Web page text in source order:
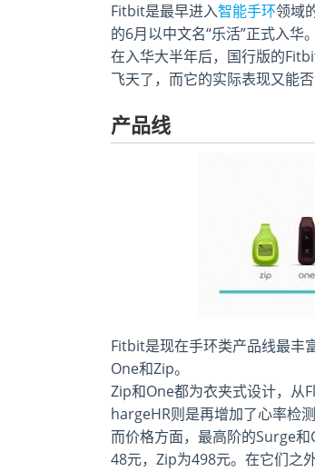
Fitbit是最早进入智能手环领域
的6月以中文名“乐活”正式入华。
在入华大半年后，国行版的
飞天了，而它的实际表现又能
产品线
Fitbit是现在手环类产品线最丰
One和Zip。
Zip和One都为衣夹式设计，从
hargeHR则是再增加了心率检
而价格方面，最高阶的Surge
48元，Zip为498元。在它们之